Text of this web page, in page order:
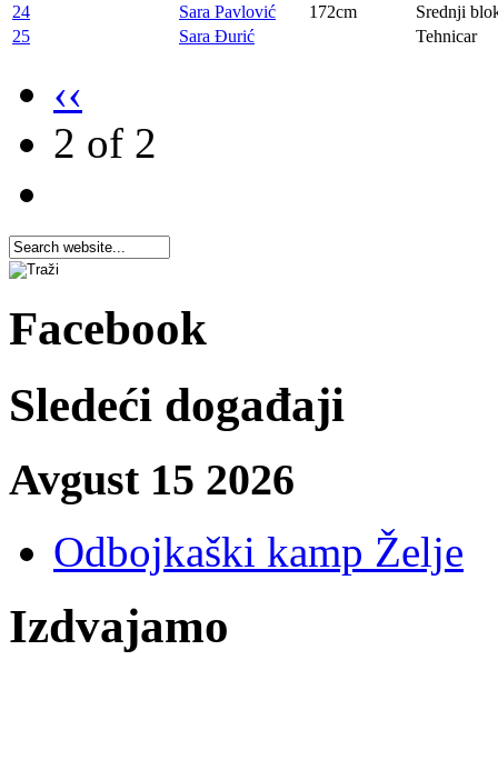
24
Sara Pavlović 172cm
Srednji
25
Sara Đurić Tehnicar
‹‹
2 of 2
Facebook
Sledeći događaji
Avgust 15 2026
Odbojkaški kamp Želje
Izdvajamo